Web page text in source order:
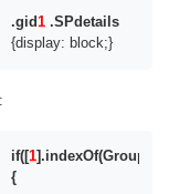
.gid1 .SPdetails
{display: block;}
if([1
{